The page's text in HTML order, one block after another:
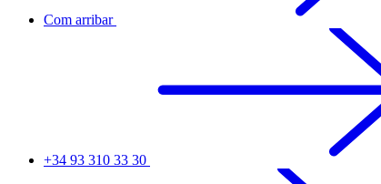
Com arribar
+34 93 310 33 30